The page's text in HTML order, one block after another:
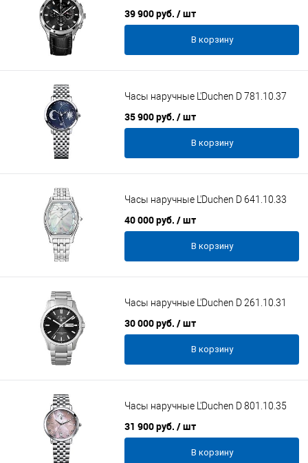
39 900 руб. / шт
В корзину
Часы наручные L'Duchen D 781.10.37
35 900 руб. / шт
В корзину
Часы наручные L'Duchen D 641.10.33
40 000 руб. / шт
В корзину
Часы наручные L'Duchen D 261.10.31
30 000 руб. / шт
В корзину
Часы наручные L'Duchen D 801.10.35
31 900 руб. / шт
В корзину